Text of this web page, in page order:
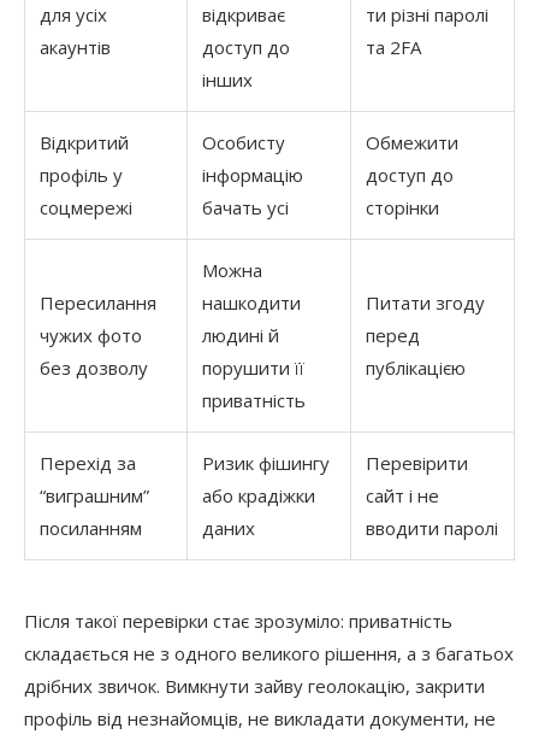
для усіх
акаунтів
відкриває
доступ до
інших
ти різні паролі
та 2FA
Відкритий
профіль у
соцмережі
Особисту
інформацію
бачать усі
Обмежити
доступ до
сторінки
Пересилання
чужих фото
без дозволу
Можна
нашкодити
людині й
порушити її
приватність
Питати згоду
перед
публікацією
Перехід за
“виграшним”
посиланням
Ризик фішингу
або крадіжки
даних
Перевірити
сайт і не
вводити паролі
Після такої перевірки стає зрозуміло: приватність
складається не з одного великого рішення, а з багатьох
дрібних звичок. Вимкнути зайву геолокацію, закрити
профіль від незнайомців, не викладати документи, не